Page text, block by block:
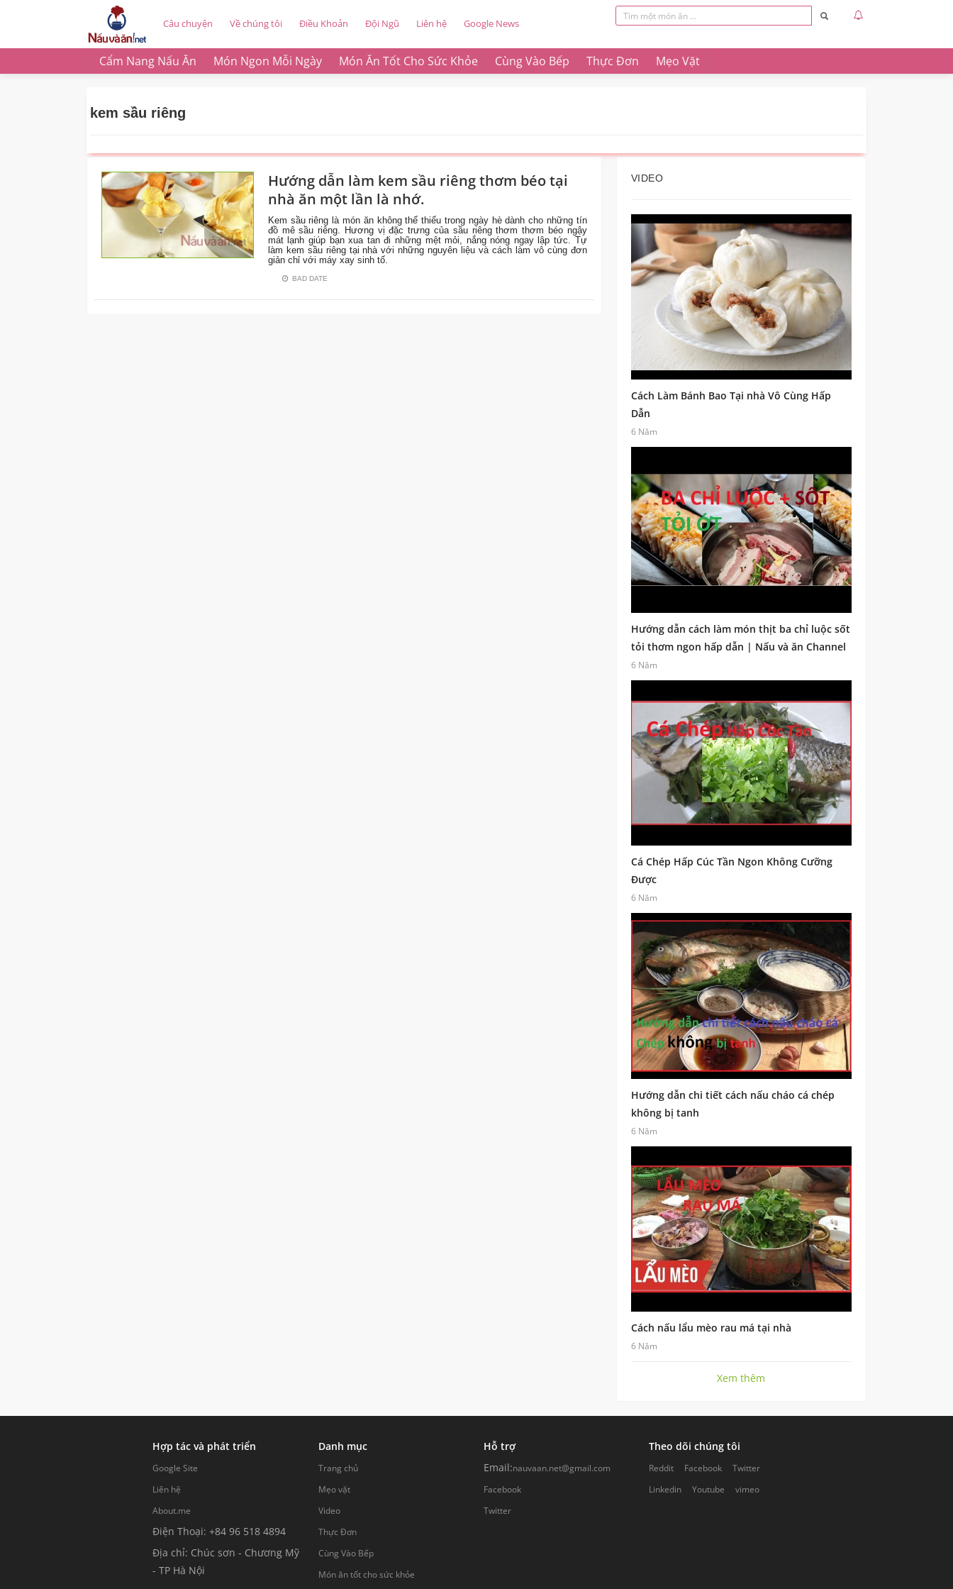
Câu chuyện Về chúng tôi Điều Khoản Đội Ngũ Liên hệ Google News
Cẩm Nang Nấu Ăn Món Ngon Mỗi Ngày Món Ăn Tốt Cho Sức Khỏe Cùng Vào Bếp Thực Đơn Mẹo Vặt
kem sầu riêng
CÙNG
VÀO
Hướng dẫn làm kem sầu riêng thơm béo tại
nhà ăn một lần là nhớ.
Kem sầu riêng là món ăn không thể thiếu trong ngày hè dành cho những tín
đồ mê sầu riêng. Hương vị đặc trưng của sầu riêng thơm thơm béo ngậy
mát lạnh giúp bạn xua tan đi những mệt mỏi, nắng nóng ngay lập tức. Tự
làm kem sầu riêng tại nhà với những nguyên liệu và cách làm vô cùng đơn
giản chỉ với máy xay sinh tố.
BAD DATE
VIDEO
Cách Làm Bánh Bao Tại nhà Vô Cùng Hấp
Dẫn
6 Năm
Hướng dẫn cách làm món thịt ba chỉ luộc sốt
tỏi thơm ngon hấp dẫn | Nấu và ăn Channel
6 Năm
Cá Chép Hấp Cúc Tần Ngon Không Cưỡng
Được
6 Năm
Hướng dẫn chi tiết cách nấu cháo cá chép
không bị tanh
6 Năm
Cách nấu lẩu mèo rau má tại nhà
6 Năm
Xem thêm
Hợp tác và phát triển
Google Site
Liên hệ
About.me
Điện Thoại: +84 96 518 4894
Địa chỉ: Chúc sơn - Chương Mỹ
- TP Hà Nội
Danh mục
Trang chủ
Mẹo vặt
Video
Thực Đơn
Cùng Vào Bếp
Món ăn tốt cho sức khỏe
Hỗ trợ
Email:nauvaan.net@gmail.com
Facebook
Twitter
Theo dõi chúng tôi
Reddit Facebook
Twitter
Linkedin
Youtube vimeo